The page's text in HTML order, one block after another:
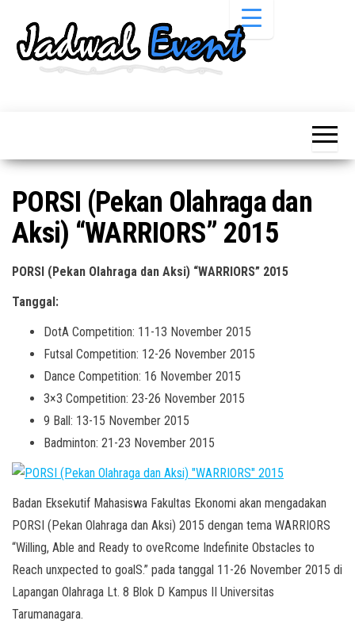
Pameran,
Acara &
Promo
Terbaru
Pameran,
Bazaar,
Workshop,
Job Fair,
Lomba dll.
PORSI (Pekan Olahraga dan
Aksi) “WARRIORS” 2015
PORSI (Pekan Olahraga dan Aksi) “WARRIORS” 2015
Tanggal:
DotA Competition: 11-13 November 2015
Futsal Competition: 12-26 November 2015
Dance Competition: 16 November 2015
3×3 Competition: 23-26 November 2015
9 Ball: 13-15 November 2015
Badminton: 21-23 November 2015
Badan Eksekutif Mahasiswa Fakultas Ekonomi akan mengadakan
PORSI (Pekan Olahraga dan Aksi) 2015 dengan tema WARRIORS
“Willing, Able and Ready to oveRcome Indefinite Obstacles to
Reach unxpected to goalS.” pada tanggal 11-26 November 2015 di
Lapangan Olahraga Lt. 8 Blok D Kampus II Universitas
Tarumanagara.